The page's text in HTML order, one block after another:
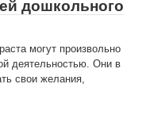
дошкольного
могут произвольно
деятельностью. Они в
свои желания,